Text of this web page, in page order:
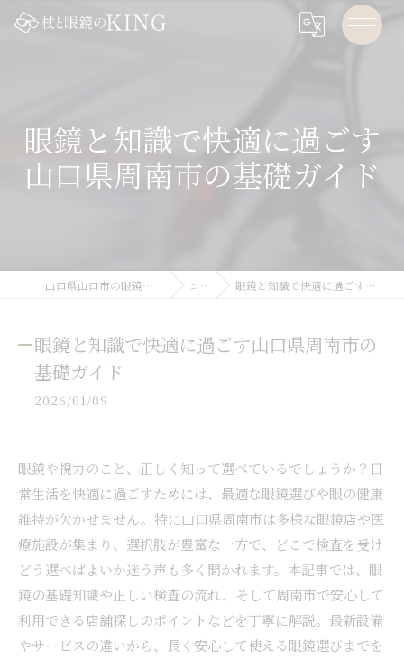
眼鏡と知識で快適に過ごす
山口県周南市の基礎ガイド
山口県山口市の眼鏡なら杖と眼鏡のKING コラム 眼鏡と知識で快適に過ごす山口県周南市の基礎ガイド
眼鏡と知識で快適に過ごす山口県周南市の
基礎ガイド
2026/01/09
眼鏡や視力のこと、正しく知って選べているでしょうか？日
常生活を快適に過ごすためには、最適な眼鏡選びや眼の健康
維持が欠かせません。特に山口県周南市は多様な眼鏡店や医
療施設が集まり、選択肢が豊富な一方で、どこで検査を受け
どう選べばよいか迷う声も多く聞かれます。本記事では、眼
鏡の基礎知識や正しい検査の流れ、そして周南市で安心して
利用できる店舗探しのポイントなどを丁寧に解説。最新設備
やサービスの違いから、長く安心して使える眼鏡選びまでを